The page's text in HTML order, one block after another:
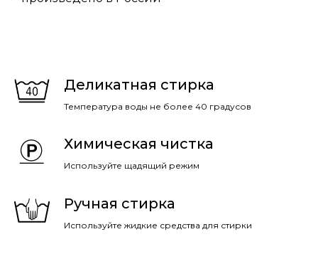
Деликатная стирка
Температура воды не более 40 градусов
Химическая чистка
Используйте щадящий режим
Ручная стирка
Используйте жидкие средства для стирки